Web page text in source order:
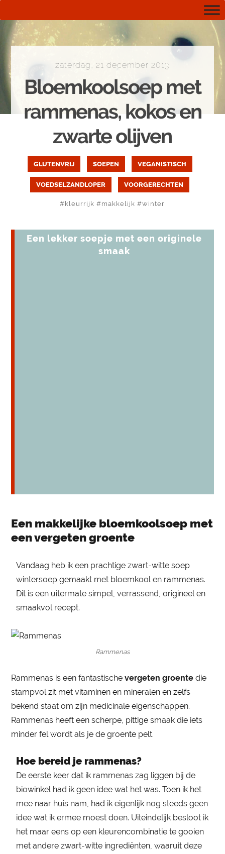
zaterdag, 21 december 2013
Bloemkoolsoep met
rammenas, kokos en
zwarte olijven
GLUTENVRIJ SOEPEN VEGANISTISCH
VOEDSELZANDLOPER VOORGERECHTEN
# kleurrijk #makkelijk #winter
Een lekker soepje met een originele
smaak
Een makkelijke bloemkoolsoep met
een vergeten groente
Vandaag heb ik een prachtige zwart-witte soep
wintersoep gemaakt met bloemkool en rammenas.
Dit is een uitermate simpel, verrassend, origineel en
smaakvol recept.
Rammenas
Rammenas is een fantastischevergeten groente die
stampvol zit met vitaminen en mineralen en zelfs
bekend staat om zijn medicinale eigenschappen.
Rammenas heeft een scherpe, pittige smaak die iets
minder fel wordt als je de groente pelt.
Hoe bereid je rammenas?
De eerste keer dat ik rammenas zag liggen bij de
biowinkel had ik geen idee wat het was. Toen ik het
mee naar huis nam, had ik eigenlijk nog steeds geen
idee wat ik ermee moest doen. Uiteindelijk besloot ik
het maar eens op een kleurencombinatie te gooien
met andere zwart-witte ingrediënten, waaruit deze